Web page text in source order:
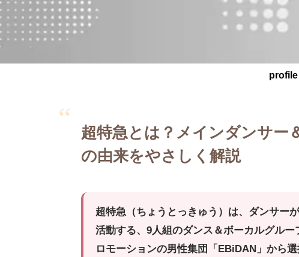
profile
超特急とは？メインダンサー
の由来をやさしく解説
超特急（ちょうとっきゅう）は、ダンサー
活動する、9人組のダンス＆ボーカルグル
ロモーションの男性集団「EBiDAN」から選